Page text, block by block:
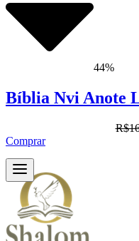
44%
Bíblia Nvi Anote
Comprar